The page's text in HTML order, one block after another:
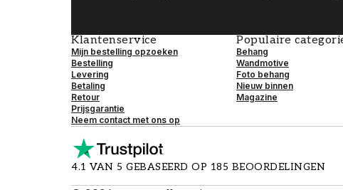
Klantenservice
Mijn bestelling opzoeken
Bestelling
Levering
Betaling
Retour
Prijsgarantie
Neem contact met ons op
Populaire
Behang
Wandmotive
Foto behang
Nieuw binnen
Magazine
4.1 VAN 5 GEBASEERD OP 185 BEOORDELINGEN